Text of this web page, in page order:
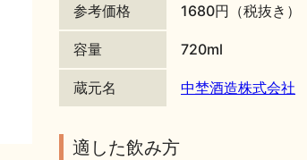
参考価格 1680円（税抜き）
容量 720ml
蔵元名 中埜酒造株式会社
適した飲み方